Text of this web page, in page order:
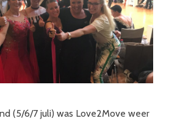
(5/6/7 juli) was Love2Move weer